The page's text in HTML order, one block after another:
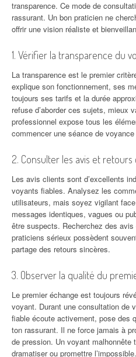
transparence. Ce mode de
rassurant. Un bon praticien ne
offrir une vision réaliste et
1. Vérifier la transparence du
La transparence est le premier
explique son fonctionnement, ses
toujours ses tarifs et la durée
refuse d’aborder ces sujets, mieux
professionnel expose tous les
commencer une séance de
2. Consulter les avis et retours
Les avis clients sont d’excellents
voyants fiables. Analysez les
utilisateurs, mais soyez vigilant
messages identiques, vagues ou
être suspects. Recherchez des
praticiens sérieux possèdent
partage des retours sincères.
3. Observer la qualité du
Le premier échange est toujours
voyant. Durant une consultation de
fiable écoute activement, pose des
ton rassurant. Il ne force jamais à
de pression. Un voyant malhonnête
dramatiser ou promettre